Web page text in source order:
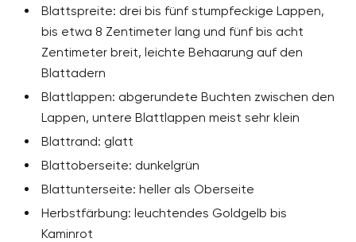
Blattspreite: drei bis fünf stumpfeckige Lappen,
bis etwa 8 Zentimeter lang und fünf bis acht
Zentimeter breit, leichte Behaarung auf den
Blattadern
Blattlappen: abgerundete Buchten zwischen den
Lappen, untere Blattlappen meist sehr klein
Blattrand: glatt
Blattoberseite: dunkelgrün
Blattunterseite: heller als Oberseite
Herbstfärbung: leuchtendes Goldgelb bis
Kaminrot